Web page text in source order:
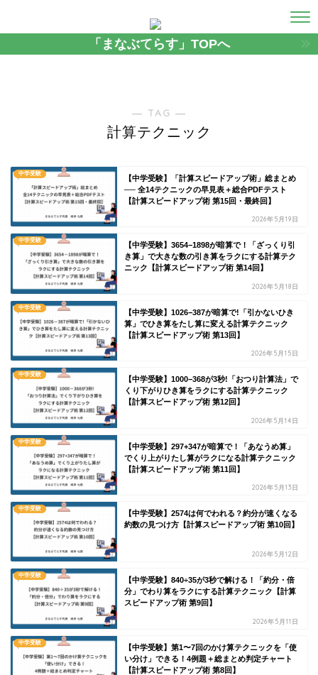
「まなぶてらす」TOPへ
― TAG ―
計算テクニック
中学受験
【中学受験】「計算スピードアップ術」総まとめ
── 全14テクニックの早見表＋総合PDFテスト
【計算スピードアップ術 第15回・最終回】
2026年5月19日
中学受験
【中学受験】3654−1898が暗算で！「ざっくり引
き算」で大きな数の引き算をラクにする計算テク
ニック【計算スピードアップ術 第14回】
2026年5月18日
中学受験
【中学受験】1026−387が暗算で!「引かないひき
算」でひき算をたし算に変える計算テクニック
【計算スピードアップ術 第13回】
2026年5月15日
中学受験
【中学受験】1000−368が3秒!「おつり計算法」で
くり下がりひき算をラクにする計算テクニック
【計算スピードアップ術 第12回】
2026年5月14日
中学受験
【中学受験】297+347が暗算で！「あなうめ算」
でくり上がりたし算がラクになる計算テクニック
【計算スピードアップ術 第11回】
2026年5月13日
中学受験
【中学受験】2574は何でわれる？約分が速くなる
約数の見つけ方【計算スピードアップ術 第10回】
2026年5月12日
中学受験
【中学受験】840÷35が3秒で解ける！「約分・倍
分」でわり算をラクにする計算テクニック【計算
スピードアップ術 第9回】
2026年5月11日
中学受験
【中学受験】第1〜7回のかけ算テクニックを「使
い分け」できる！4例題＋総まとめ判定チャート
【計算スピードアップ術 第8回】